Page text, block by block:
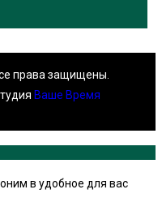
права защищены.
Ваше Время
в удобное для вас